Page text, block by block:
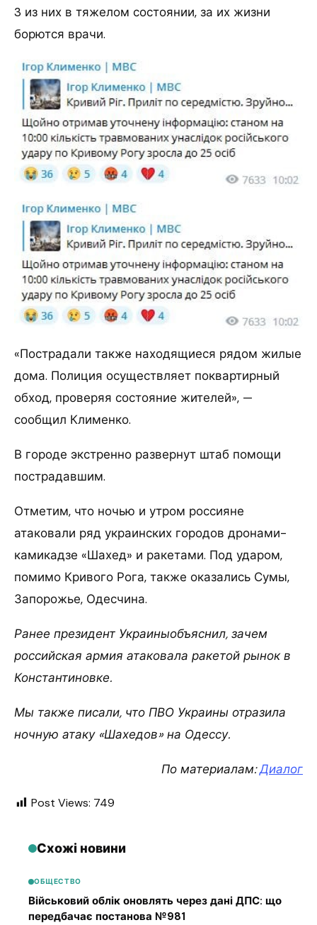
3 из них в тяжелом состоянии, за их жизни
борются врачи.
«Пострадали также находящиеся рядом жилые
дома. Полиция осуществляет поквартирный
обход, проверяя состояние жителей», —
сообщил Клименко.
В городе экстренно развернут штаб помощи
пострадавшим.
Отметим, что ночью и утром россияне
атаковали ряд украинских городов дронами-
камикадзе «Шахед» и ракетами. Под ударом,
помимо Кривого Рога, также оказались Сумы,
Запорожье, Одесчина.
Ранее президент Украиныобъяснил, зачем
российская армия атаковала ракетой рынок в
Константиновке.
Мы также писали, что ПВО Украины отразила
ночную атаку «Шахедов» на Одессу.
По материалам:Диалог
Post Views: 749
Схожі новини
ОБЩЕСТВО
Військовий облік оновлять через дані ДПС: що
передбачає постанова №981